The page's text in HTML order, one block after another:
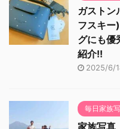
ガストン
フスキー
グにも優
紹介!!
2025/6/
毎日家族
家族写真